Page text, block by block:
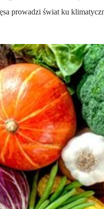
prowadzi świat ku